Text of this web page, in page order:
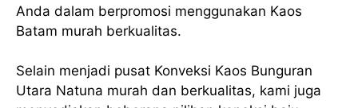
Anda dalam berpromosi menggunakan Kaos
Batam murah berkualitas.
Selain menjadi pusat Konveksi Kaos Bunguran
Utara Natuna murah dan berkualitas, kami juga